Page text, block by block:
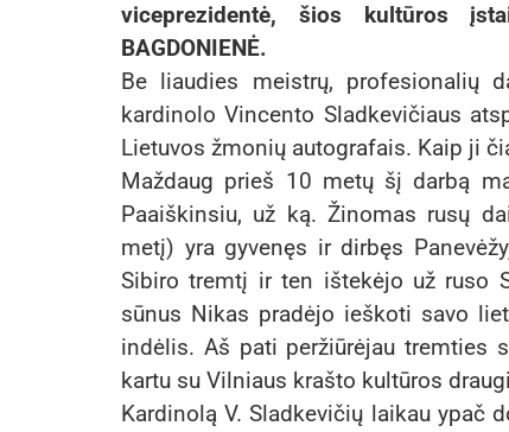
viceprezidentė, šios kultūros
BAGDONIENĖ.
Be liaudies meistrų, profesionalių
kardinolo Vincento Sladkevičiaus
Lietuvos žmonių autografais. Kaip ji
Maždaug prieš 10 metų šį darbą
Paaiškinsiu, už ką. Žinomas rusų
metį) yra gyvenęs ir dirbęs
Sibiro tremtį ir ten ištekėjo už ruso
sūnus Nikas pradėjo ieškoti savo
indėlis. Aš pati peržiūrėjau tremties
kartu su Vilniaus krašto kultūros
Kardinolą V. Sladkevičių laikau ypač